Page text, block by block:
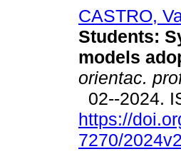
CASTRO,
Students:
models
orientac.
02--2024.
https://
7270/